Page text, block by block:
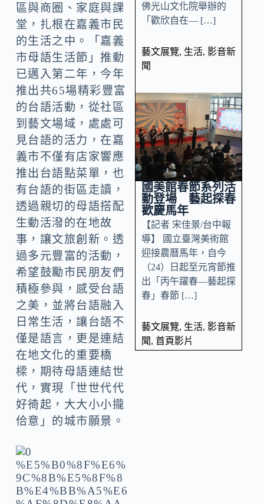
區與商圈、家庭與課
堂，扎根在嘉義市民
的生活之中。「嘉義
市母語生活節」推動
已邁入第二年，今年
推出共65場精彩豐富
的台語活動，從社區
到藝文場域，處處可
見台語的活力，在嘉
義市不僅有店家響應
推出台語點菜單，也
有台語的街區走讀，
透過親切的母語搭配
生動活潑的在地故
事，讓文旅創新。透
過多元豐富的活動，
希望鼓勵市民朋友們
積極參與，感受台語
之美，並將台語融入
日常生活，讓台語不
僅是語言，更是連結
在地文化的重要橋
樑，期待母語連結世
代，實現「世世代代
好徛起，大大小小攏
佮意」的城市願景。
佛光山文化院舉辦的
「歡欣自在— […]
藝文展覽, 生活, 影音新
聞
國美館春節系列活
動登場 藝起探春
歡慶馬年
【記者 宋佳景/台中報
導】 國立臺灣美術館
迎接農曆馬年，自今
（24）日起至元宵節推
出「丙午躍春—藝起探
春」春節 […]
藝文展覽, 生活, 影音新
聞, 首頁影片